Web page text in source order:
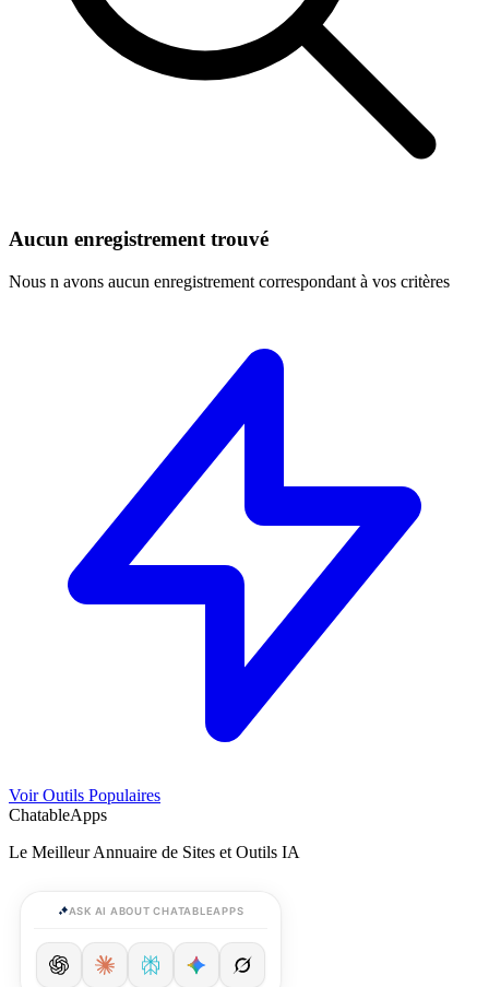
Aucun enregistrement trouvé
Nous n avons aucun enregistrement correspondant à vos critères
Voir Outils Populaires
ChatableApps
Le Meilleur Annuaire de Sites et Outils IA
ASK AI ABOUT CHATABLEAPPS